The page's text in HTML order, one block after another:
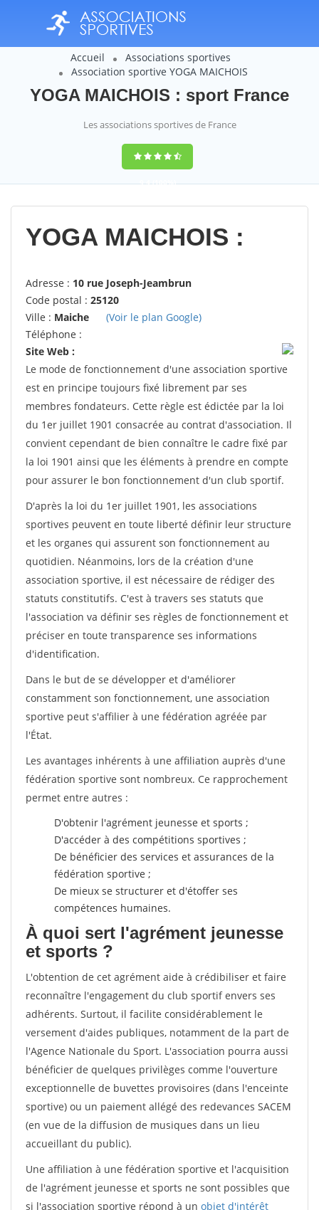
Accueil
Associations sportives
Association sportive YOGA MAICHOIS
YOGA MAICHOIS : sport France
Les associations sportives de France
9,4(100%)
14358votes
YOGA MAICHOIS :
Adresse : 10 rue Joseph-Jeambrun
Code postal : 25120
Ville : Maiche
(Voir le plan Google)
Téléphone :
Site Web :
Le mode de fonctionnement d'une association sportive
est en principe toujours fixé librement par ses
membres fondateurs. Cette règle est édictée par la loi
du 1er juillet 1901 consacrée au contrat d'association. Il
convient cependant de bien connaître le cadre fixé par
la loi 1901 ainsi que les éléments à prendre en compte
pour assurer le bon fonctionnement d'un club sportif.
D'après la loi du 1er juillet 1901, les associations
sportives peuvent en toute liberté définir leur structure
et les organes qui assurent son fonctionnement au
quotidien. Néanmoins, lors de la création d'une
association sportive, il est nécessaire de rédiger des
statuts constitutifs. C'est à travers ses statuts que
l'association va définir ses règles de fonctionnement et
préciser en toute transparence ses informations
d'identification.
Dans le but de se développer et d'améliorer
constamment son fonctionnement, une association
sportive peut s'affilier à une fédération agréée par
l'État.
Les avantages inhérents à une affiliation auprès d'une
fédération sportive sont nombreux. Ce rapprochement
permet entre autres :
D'obtenir l'agrément jeunesse et sports ;
D'accéder à des compétitions sportives ;
De bénéficier des services et assurances de la
fédération sportive ;
De mieux se structurer et d'étoffer ses
compétences humaines.
À quoi sert l'agrément jeunesse
et sports ?
L'obtention de cet agrément aide à crédibiliser et faire
reconnaître l'engagement du club sportif envers ses
adhérents. Surtout, il facilite considérablement le
versement d'aides publiques, notamment de la part de
l'Agence Nationale du Sport. L'association pourra aussi
bénéficier de quelques privilèges comme l'ouverture
exceptionnelle de buvettes provisoires (dans l'enceinte
sportive) ou un paiement allégé des redevances SACEM
(en vue de la diffusion de musiques dans un lieu
accueillant du public).
Une affiliation à une fédération sportive et l'acquisition
de l'agrément jeunesse et sports ne sont possibles que
si l'association sportive répond à un objet d'intérêt